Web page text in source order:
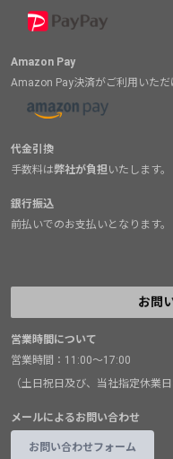
Amazon Pay
Amazon Pay決済がご利用いただ
代金引換
手数料は弊社が負担いたします。
銀行振込
前払いでのお支払いとなります。
お問
営業時間について
営業時間：11:00～17:00
（土日祝日及び、当社指定休業日
メールによるお問い合わせ
お問い合わせフォーム